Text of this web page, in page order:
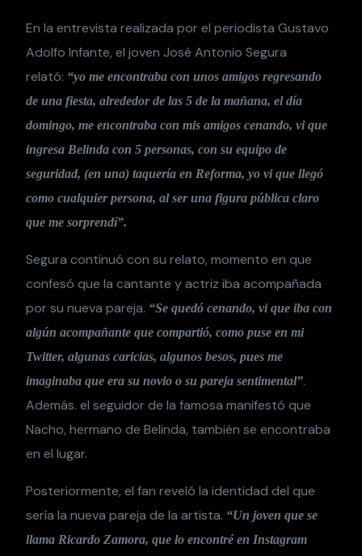
En la entrevista realizada por el periodista Gustavo
Adolfo Infante, el joven José Antonio Segura
relató: “yo me encontraba con unos amigos regresando
de una fiesta, alrededor de las 5 de la mañana, el día
domingo, me encontraba con mis amigos cenando, vi que
ingresa Belinda con 5 personas, con su equipo de
seguridad, (en una) taquería en Reforma, yo vi que llegó
como cualquier persona, al ser una figura pública claro
que me sorprendí”.
Segura continuó con su relato, momento en que
confesó que la cantante y actriz iba acompañada
por su nueva pareja. “Se quedó cenando, vi que iba con
algún acompañante que compartió, como puse en mi
Twitter, algunas caricias, algunos besos, pues me
imaginaba que era su novio o su pareja sentimental”.
Además. el seguidor de la famosa manifestó que
Nacho, hermano de Belinda, también se encontraba
en el lugar.
Posteriormente, el fan reveló la identidad del que
sería la nueva pareja de la artista. “Un joven que se
llama Ricardo Zamora, que lo encontré en Instagram